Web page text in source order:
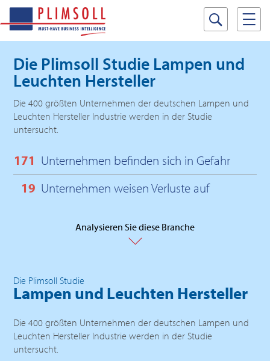
Die Plimsoll Studie Lampen und
Leuchten Hersteller
Die 400 größten Unternehmen der deutschen Lampen und
Leuchten Hersteller Industrie werden in der Studie
untersucht.
171 Unternehmen befinden sich in Gefahr
19 Unternehmen weisen Verluste auf
Analysieren Sie diese Branche
Die Plimsoll Studie
Lampen und Leuchten Hersteller
Die 400 größten Unternehmen der deutschen Lampen und
Leuchten Hersteller Industrie werden in der Studie
untersucht.